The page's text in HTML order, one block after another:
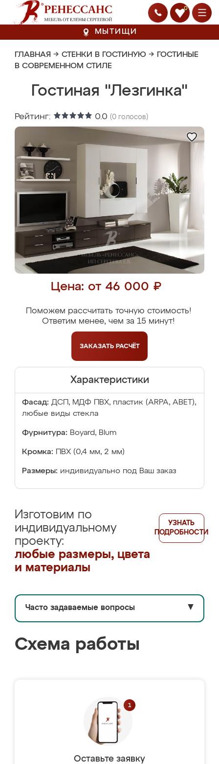
0
МЫТИЩИ
ГЛАВНАЯ → СТЕНКИ В ГОСТИНУЮ → ГОСТИНЫЕ
В СОВРЕМЕННОМ СТИЛЕ
Гостиная "Лезгинка"
Рейтинг: 0.0 (0 голосов)
Цена: от 46 000 ₽
Поможем рассчитать точную стоимость!
Ответим менее, чем за 15 минут!
ЗАКАЗАТЬ РАСЧЁТ
Характеристики
Фасад: ДСП, МДФ ПВХ, пластик (ARPA, ABET),
любые виды стекла
Фурнитура: Boyard, Blum
Кромка: ПВХ (0,4 мм, 2 мм)
Размеры: индивидуально под Ваш заказ
Изготовим по
индивидуальному
проекту:
любые размеры, цвета
и материалы
УЗНАТЬ
ПОДРОБНОСТИ
Часто задаваемые вопросы ▼
Схема работы
Оставьте заявку